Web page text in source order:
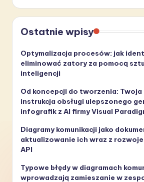
Ostatnie wpisy
Optymalizacja procesów: jak
eliminować zatory za pomocą
inteligencji
Od koncepcji do tworzenia: Twoja
instrukcja obsługi ulepszonego
infografik z AI firmy Visual
Diagramy komunikacji jako
aktualizowanie ich wraz z
API
Typowe błędy w diagramach
wprowadzają zamieszanie w